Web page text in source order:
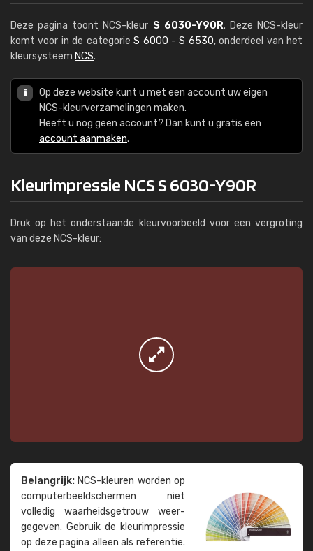
Deze pagina toont NCS-kleur S 6030-Y90R. Deze NCS-kleur
komt voor in de categorieS 6000 - S 6530, onderdeel van het
kleursysteem NCS.
Op deze website kunt u met een account uw eigen
NCS-kleurverzamelingen maken.
Heeft u nog geen account? Dan kunt u gratis een
account aanmaken.
Kleurimpressie NCS S 6030-Y90R
Druk op het onderstaande kleurvoorbeeld voor een vergroting
van deze NCS-kleur:
Belangrijk: NCS-kleuren worden op
computer­beeld­schermen niet
volledig waarheids­­getrouw weer­
gegeven. Gebruik de kleur­impressie
op deze pagina alleen als referentie.